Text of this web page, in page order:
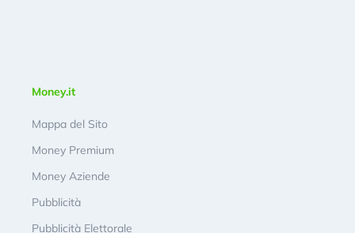
Money.it
Mappa del Sito
Money Premium
Money Aziende
Pubblicità
Pubblicità Elettorale